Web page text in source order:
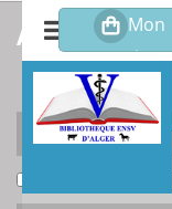
affiner ou
Localisation
B. Magasin des
B. Magasin des